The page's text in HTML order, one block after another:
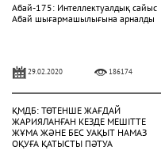
Абай-175: Интеллектуалдық сайыс
Абай шығармашылығына арналды
29.02.2020 186174
ҚМДБ: ТӨТЕНШЕ ЖАҒДАЙ
ЖАРИЯЛАНҒАН КЕЗДЕ МЕШІТТЕ
ЖҰМА ЖӘНЕ БЕС УАҚЫТ НАМАЗ
ОҚУҒА ҚАТЫСТЫ ПӘТУА